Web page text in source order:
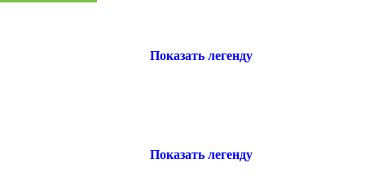
Показать легенду
Показать легенду